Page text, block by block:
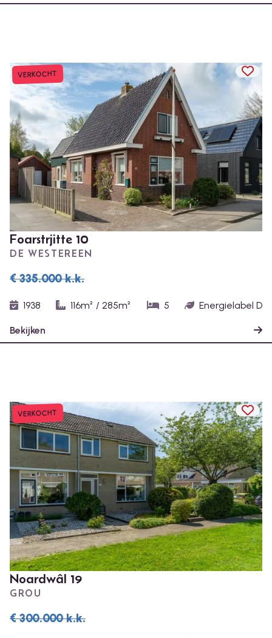
VERKOCHT
Foarstrjitte 10
DE WESTEREEN
€ 335.000k.k.
1938 116m² / 285m² 5 Energielabel D
Bekijken
VERKOCHT
Noardwâl 19
GROU
€ 300.000k.k.